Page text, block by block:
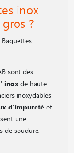
inox
?
Baguettes
sont des
inox de haute
inoxydables
d’impureté et
une
de soudure,